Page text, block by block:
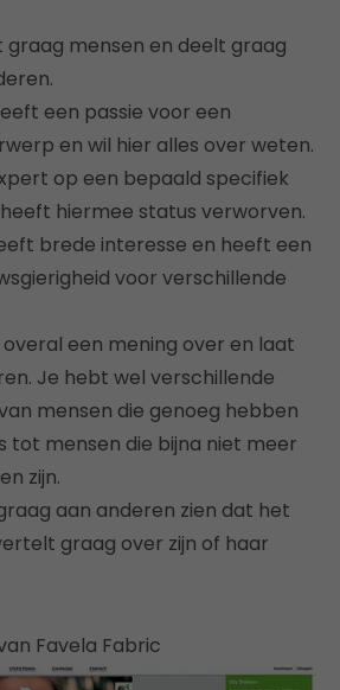
graag mensen en deelt graag
een passie voor een
en wil hier alles over weten.
op een bepaald specifiek
hiermee status verworven.
brede interesse en heeft een
voor verschillende
een mening over en laat
Je hebt wel verschillende
mensen die genoeg hebben
tot mensen die bijna niet meer
zijn.
aan anderen zien dat het
graag over zijn of haar
Favela Fabric